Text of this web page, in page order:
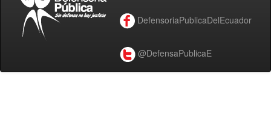
DefensoriaPublicaDelEcuador
@DefensaPublicaE